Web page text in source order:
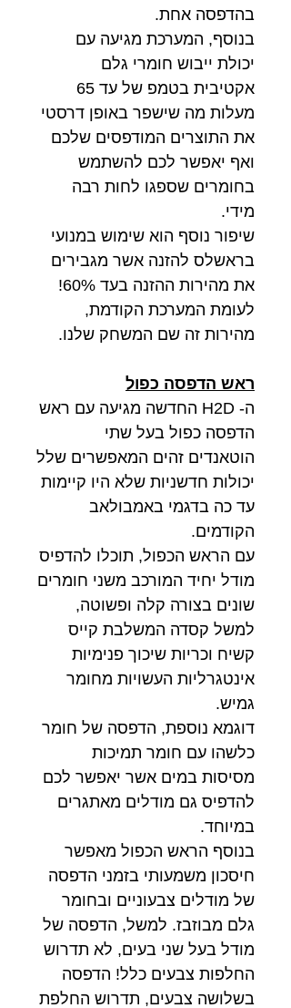
בהדפסה אחת.
בנוסף, המערכת מגיעה עם
יכולת ייבוש חומרי גלם
אקטיבית בטמפ של עד 65
מעלות מה שישפר באופן דרסטי
את התוצרים המודפסים שלכם
ואף יאפשר לכם להשתמש
בחומרים שספגו לחות רבה
מידי.
שיפור נוסף הוא שימוש במנועי
בראשלס להזנה אשר מגבירים
את מהירות ההזנה בעד 60%!
לעומת המערכת הקודמת,
מהירות זה שם המשחק שלנו.
ראש הדפסה כפול
ה- H2D החדשה מגיעה עם ראש
הדפסה כפול בעל שתי
הוטאנדים זהים המאפשרים שלל
יכולות חדשניות שלא היו קיימות
עד כה בדגמי באמבולאב
הקודמים.
עם הראש הכפול, תוכלו להדפיס
מודל יחיד המורכב משני חומרים
שונים בצורה קלה ופשוטה,
למשל קסדה המשלבת קייס
קשיח וכריות שיכוך פנימיות
אינטגרליות העשויות מחומר
גמיש.
דוגמא נוספת, הדפסה של חומר
כלשהו עם חומר תמיכות
מסיסות במים אשר יאפשר לכם
להדפיס גם מודלים מאתגרים
במיוחד.
בנוסף הראש הכפול מאפשר
חיסכון משמעותי בזמני הדפסה
של מודלים צבעוניים ובחומר
גלם מבוזבז. למשל, הדפסה של
מודל בעל שני בעים, לא תדרוש
החלפות צבעים כלל! הדפסה
בשלושה צבעים, תדרוש החלפת